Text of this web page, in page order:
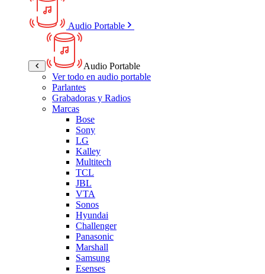
Audio Portable
Audio Portable
Ver todo en audio portable
Parlantes
Grabadoras y Radios
Marcas
Bose
Sony
LG
Kalley
Multitech
TCL
JBL
VTA
Sonos
Hyundai
Challenger
Panasonic
Marshall
Samsung
Esenses